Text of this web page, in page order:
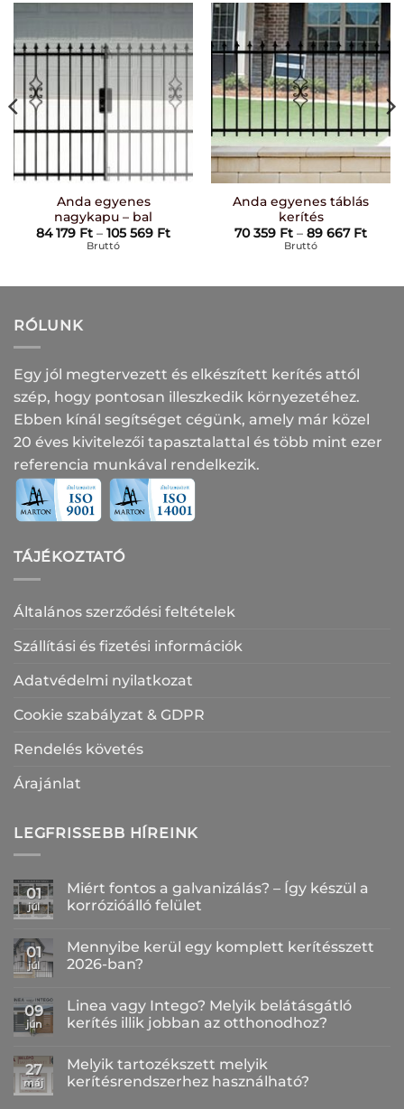
Anda egyenes
nagykapu – bal
84 179 Ft – 105 569 FtÁrtartomány:
569 Ft
Bruttó
Anda egyenes táblás
kerítés
70 359 Ft – 89 667 Ft
667
Bruttó
RÓLUNK
Egy jól megtervezett és elkészített kerítés attól
szép, hogy pontosan illeszkedik környezetéhez.
Ebben kínál segítséget cégünk, amely már közel
20 éves kivitelezői tapasztalattal és több mint ezer
referencia munkával rendelkezik.
TÁJÉKOZTATÓ
Általános szerződési feltételek
Szállítási és fizetési információk
Adatvédelmi nyilatkozat
Cookie szabályzat & GDPR
Rendelés követés
Árajánlat
LEGFRISSEBB HÍREINK
01
júl
Miért fontos a galvanizálás? – Így készül a
korrózióálló felület
a(z)
Miért
fontos
Így
készül
felület
bejegyzéshez
01
júl
Mennyibe kerül egy komplett kerítésszett
2026-ban?
a(z)
Mennyibe
kerül
kerítésszett
2026-
ban?
09
jún
Linea vagy Intego? Melyik belátásgátló
kerítés illik jobban az otthonodhoz?
a(z)
Linea
vagy
27
máj
Melyik tartozékszett melyik
kerítésrendszerhez használható?